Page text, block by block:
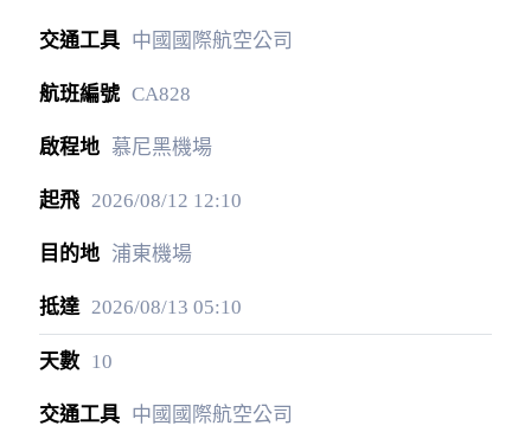
中國國際航空公司
CA828
慕尼黑機場
2026/08/12 12:10
浦東機場
2026/08/13 05:10
10
中國國際航空公司